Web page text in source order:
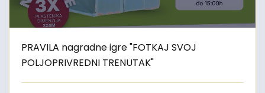
PRAVILA nagradne igre "FOTKAJ SVOJ
POLJOPRIVREDNI TRENUTAK"